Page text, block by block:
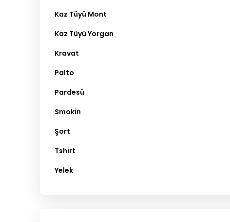
Kaz Tüyü Mont
Kaz Tüyü Yorgan
Kravat
Palto
Pardesü
Smokin
Şort
Tshirt
Yelek